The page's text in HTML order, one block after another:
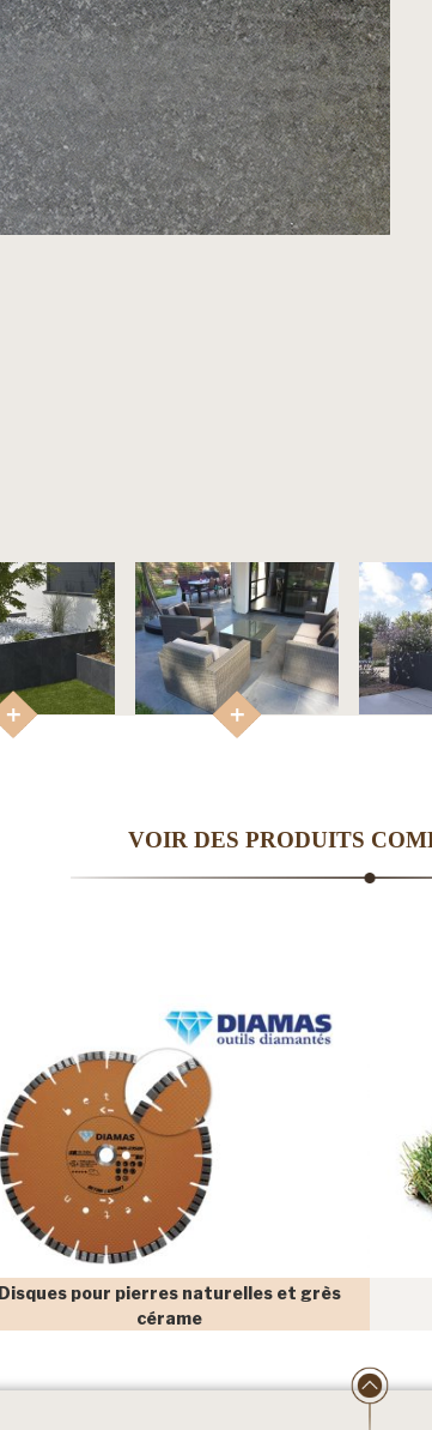
VOIR DES PRODUITS
Disques pour pierres naturelles et grès
cérame